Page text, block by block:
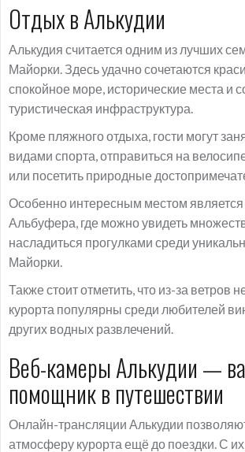
Отдых в Алькудии
Алькудия считается одним из лучших
Майорки. Здесь удачно сочетаются
спокойное море, исторические места и
туристическая инфраструктура.
Кроме пляжного отдыха, гости могут
видами спорта, отправиться на
или посетить природные
Особенно интересным местом
Альбуфера, где можно увидеть
насладиться прогулками среди
Майорки.
Также стоит отметить, что из-за ветров
курорта популярны среди любителей
других водных развлечений.
Веб-камеры Алькудии —
помощник в путешествии
Онлайн-трансляции Алькудии
атмосферу курорта ещё до поездки. С